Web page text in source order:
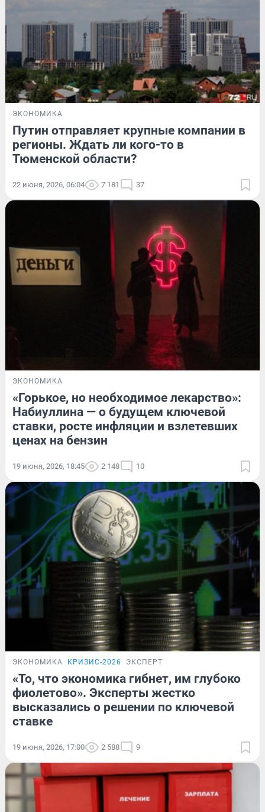
ЭКОНОМИКА
Путин отправляет крупные компании в
регионы. Ждать ли кого-то в
Тюменской области?
22 июня, 2026, 06:04 7 181 37
ЭКОНОМИКА
«Горькое, но необходимое лекарство»:
Набиуллина — о будущем ключевой
ставки, росте инфляции и взлетевших
ценах на бензин
19 июня, 2026, 18:45 2 148 10
ЭКОНОМИКА КРИЗИС-2026 ЭКСПЕРТ
«То, что экономика гибнет, им глубоко
фиолетово». Эксперты жестко
высказались о решении по ключевой
ставке
19 июня, 2026, 17:00 2 588 9